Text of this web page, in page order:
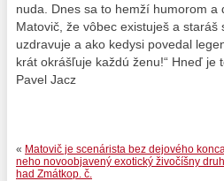
nuda. Dnes sa to hemží humorom a
Matovič, že vôbec existuješ a
uzdravuje a ako kedysi povedal
krát okrášľuje každú ženu!“ Hneď je
Pavel Jacz
« Matovič je scenárista bez dejového
neho novoobjavený exotický živočíšny
had Zmátkop. č.